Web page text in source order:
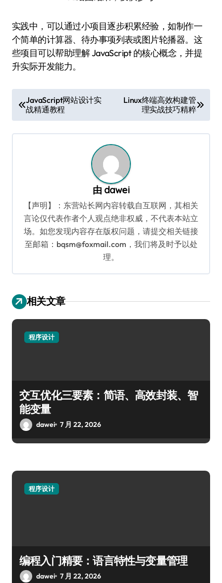
实践中，可以通过小项目逐步积累经验，如制作一
个简单的计算器、待办事项列表或图片轮播器。这
些项目可以帮助理解 JavaScript 的核心概念，并提
升实际开发能力。
章
导
JavaScript网站设计实
战精通教程
Linux终端高效构建管
理实战技巧精粹
由 dawei
【声明】：东营站长网内容转载自互联网，其相关
言论仅代表作者个人观点绝非权威，不代表本站立
场。如您发现内容存在版权问题，请提交相关链接
至邮箱：bqsm@foxmail.com，我们将及时予以处
理。
相关文章
程序设计
交互优化三要素：简语、高效封装、智
能变量
dawei 7 月 22, 2026
程序设计
编程入门精要：语言特性与变量管理
dawei 7 月 22, 2026